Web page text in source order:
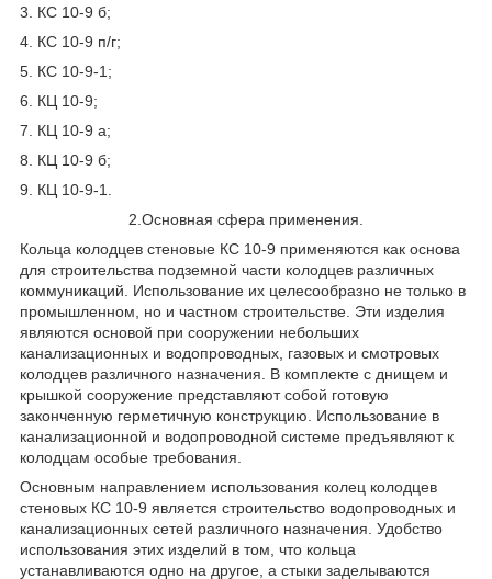
3. КС 10-9 б;
4. КС 10-9 п/г;
5. КС 10-9-1;
6. КЦ 10-9;
7. КЦ 10-9 а;
8. КЦ 10-9 б;
9. КЦ 10-9-1.
2.Основная сфера применения.
Кольца колодцев стеновые КС 10-9 применяются как основа
для строительства подземной части колодцев различных
коммуникаций. Использование их целесообразно не только в
промышленном, но и частном строительстве. Эти изделия
являются основой при сооружении небольших
канализационных и водопроводных, газовых и смотровых
колодцев различного назначения. В комплекте с днищем и
крышкой сооружение представляют собой готовую
законченную герметичную конструкцию. Использование в
канализационной и водопроводной системе предъявляют к
колодцам особые требования.
Основным направлением использования колец колодцев
стеновых КС 10-9 является строительство водопроводных и
канализационных сетей различного назначения. Удобство
использования этих изделий в том, что кольца
устанавливаются одно на другое, а стыки заделываются